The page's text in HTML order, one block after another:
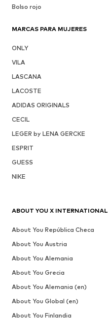
Bolso rojo
MARCAS PARA MUJERES
ONLY
VILA
LASCANA
LACOSTE
ADIDAS ORIGINALS
CECIL
LEGER by LENA GERCKE
ESPRIT
GUESS
NIKE
ABOUT YOU X INTERNATIONAL
About You República Checa
About You Austria
About You Alemania
About You Grecia
About You Alemania (en)
About You Global (en)
About You Finlandia